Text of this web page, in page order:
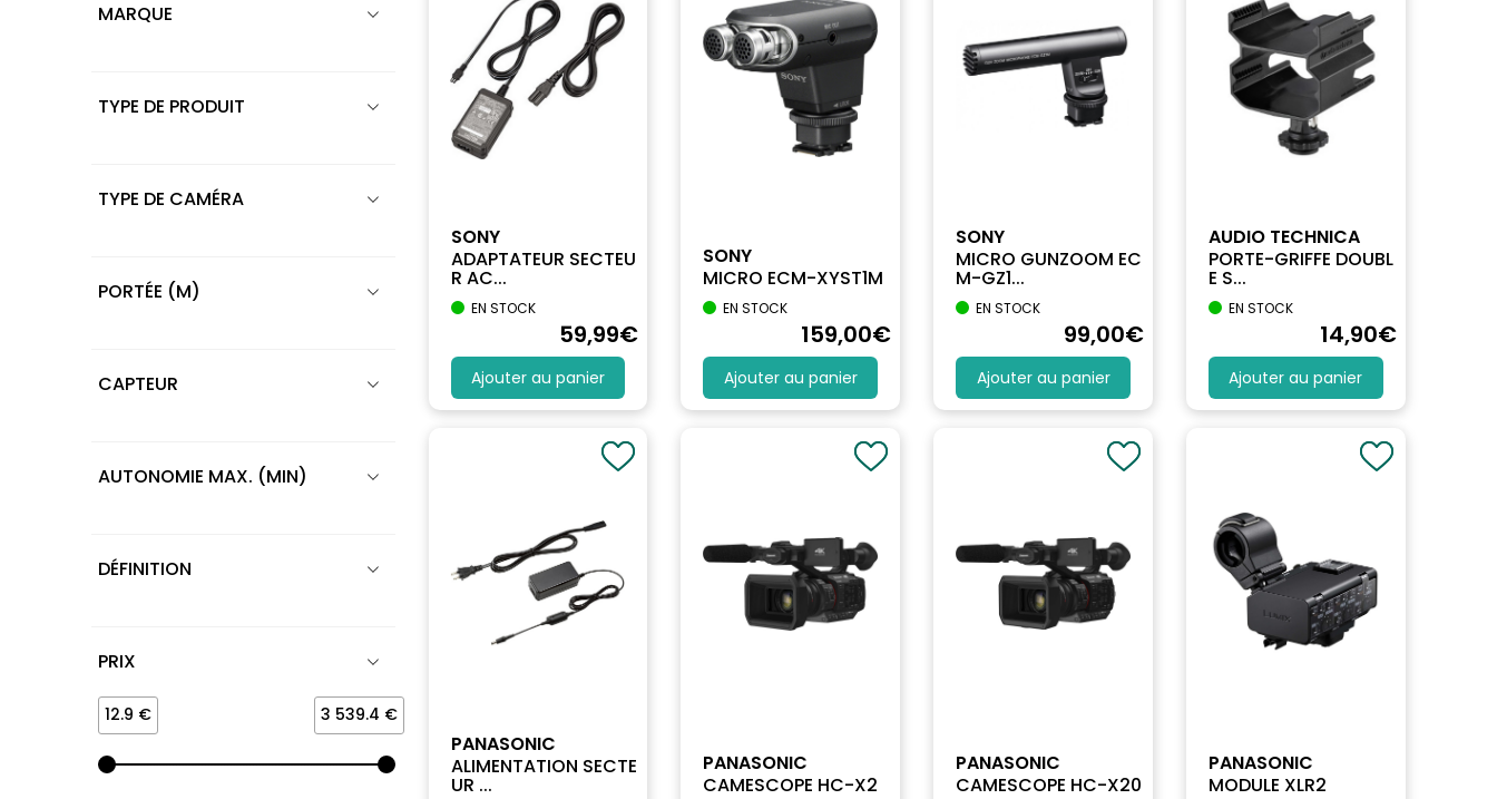
MARQUE
TYPE DE PRODUIT
TYPE DE CAMÉRA
PORTÉE (M)
CAPTEUR
AUTONOMIE MAX. (MIN)
DÉFINITION
PRIX
12.9 € 3 539.4 €
SONY
ADAPTATEUR SECTEU
R AC...
EN STOCK
59,99€
Ajouter au panier
SONY
MICRO ECM-XYST1M
EN STOCK
159,00€
Ajouter au panier
SONY
MICRO GUNZOOM EC
M-GZ1...
EN STOCK
99,00€
Ajouter au panier
AUDIO TECHNICA
PORTE-GRIFFE DOUBL
E S...
EN STOCK
14,90€
Ajouter au panier
PANASONIC
ALIMENTATION SECTE
UR ...
PANASONIC
CAMESCOPE HC-X2
PANASONIC
CAMESCOPE HC-X20
PANASONIC
MODULE XLR2